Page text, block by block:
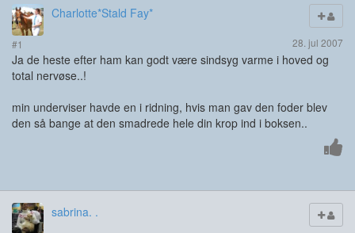
Charlotte*Stald Fay*
#1 28. jul 2007
Ja de heste efter ham kan godt være sindsyg varme i hoved og
total nervøse..!
min underviser havde en i ridning, hvis man gav den foder blev
den så bange at den smadrede hele din krop ind i boksen..
sabrina. .